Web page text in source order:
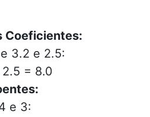
Coeficientes:
3.2 e 2.5:
= 8.0
e 3: